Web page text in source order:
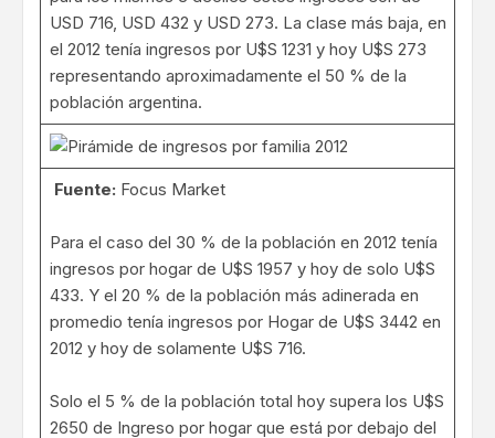
USD 716, USD 432 y USD 273. La clase más baja, en
el 2012 tenía ingresos por U$S 1231 y hoy U$S 273
representando aproximadamente el 50 % de la
población argentina.
Fuente: Focus Market
Para el caso del 30 % de la población en 2012 tenía
ingresos por hogar de U$S 1957 y hoy de solo U$S
433. Y el 20 % de la población más adinerada en
promedio tenía ingresos por Hogar de U$S 3442 en
2012 y hoy de solamente U$S 716.
Solo el 5 % de la población total hoy supera los U$S
2650 de Ingreso por hogar que está por debajo del